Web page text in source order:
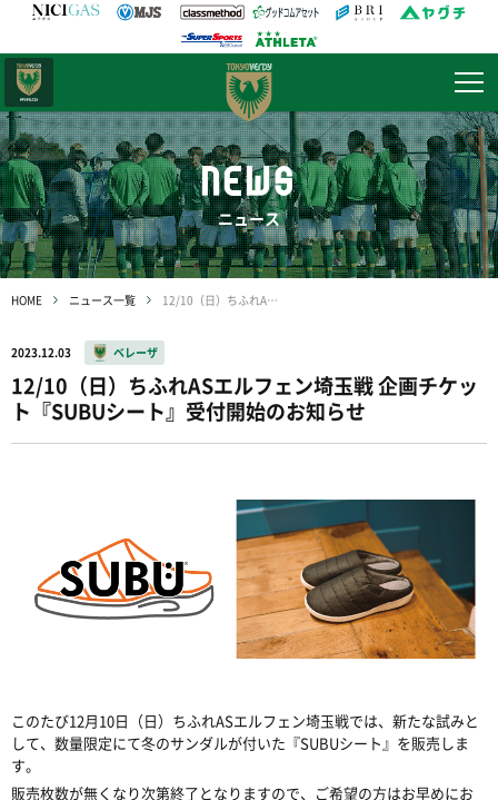
NEWS
ニュース
HOME ニュース一覧 12/10（日）ちふれASエルフェン埼玉戦 企画チケット『SUBUシート』受付開始のお知らせ
2023.12.03 ベレーザ
12/10（日）ちふれASエルフェン埼玉戦 企画チケッ
ト『SUBUシート』受付開始のお知らせ
このたび12月10日（日）ちふれASエルフェン埼玉戦では、新たな試みと
して、数量限定にて冬のサンダルが付いた『SUBUシート』を販売しま
す。
販売枚数が無くなり次第終了となりますので、ご希望の方はお早めにお